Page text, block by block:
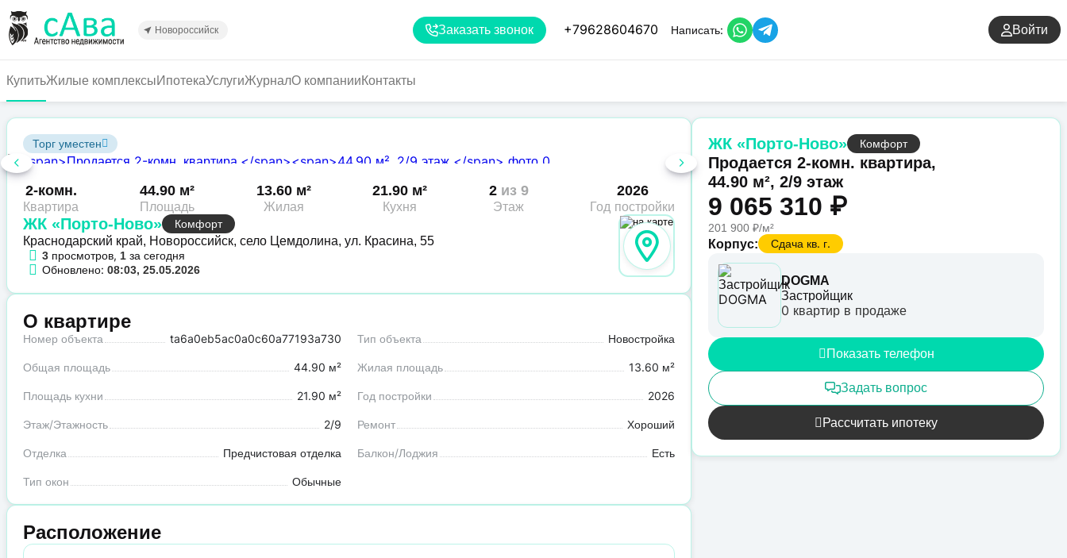
Перейти
основному
Новороссийск Заказать звонок +79628604670 Написать: Войти
КупитьЖилые комплексыИпотекаУслугиЖурналО компанииКонтакты
Торг уместен
2-комн.
Квартира
44.90 м²
Площадь
13.60 м²
Жилая
21.90 м²
Кухня
2 из 9
Этаж
2026
Год постройки
ЖК «Порто-Ново»
Комфорт
Краснодарский край, Новороссийск, село Цемдолина, ул. Красина, 55
3 просмотров, 1 за сегодня
Обновлено: 08:03, 25.05.2026
О квартире
Номер объекта ta6a0eb5ac0a0c60a77193a730 Тип объекта Новостройка
Общая площадь 44.90 м² Жилая площадь 13.60 м²
Площадь кухни 21.90 м² Год постройки 2026
Этаж/Этажность 2/9 Ремонт Хороший
Отделка Предчистовая отделка Балкон/Лоджия Есть
Тип окон Обычные
Расположение
Продается 2-комн. квартира,
44.90 м², 2/9 этаж
9 065 310 ₽
201 900 ₽/м²
ЖК «Порто-Ново» Комфорт
Корпус: Сдача кв. г.
DOGMA
Застройщик
0 квартир в продаже
Показать телефон
Задать вопрос
Рассчитать ипотеку